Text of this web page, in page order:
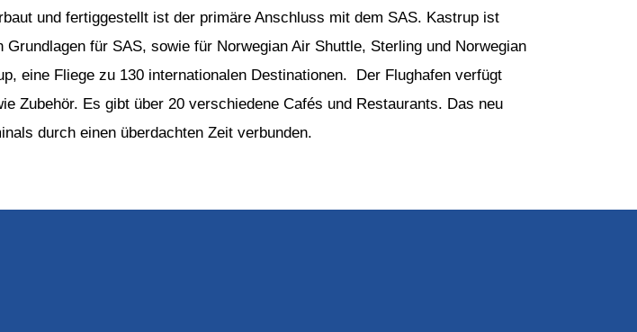
und fertiggestellt ist der primäre Anschluss mit dem SAS. Kastrup ist
für SAS, sowie für Norwegian Air Shuttle, Sterling und Norwegian
eine Fliege zu 130 internationalen Destinationen. Der Flughafen verfügt
Zubehör. Es gibt über 20 verschiedene Cafés und Restaurants. Das neu
durch einen überdachten Zeit verbunden.